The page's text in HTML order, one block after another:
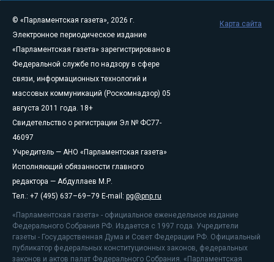
© «Парламентская газета», 2026 г.
Электронное периодическое издание
«Парламентская газета» зарегистрировано в
Федеральной службе по надзору в сфере
связи, информационных технологий и
массовых коммуникаций (Роскомнадзор) 05
августа 2011 года. 18+
Свидетельство о регистрации Эл № ФС77-
46097
Учредитель — АНО «Парламентская газета»
Исполняющий обязанности главного
редактора — Абдуллаев М.Р.
Тел.: +7 (495) 637–69–79 E-mail: pg@pnp.ru
«Парламентская газета» - официальное еженедельное издание
Федерального Собрания РФ. Издается с 1997 года. Учредители
газеты - Государственная Дума и Совет Федерации РФ. Официальный
публикатор федеральных конституционных законов, федеральных
законов и актов палат Федерального Собрания. «Парламентская
Карта сайта